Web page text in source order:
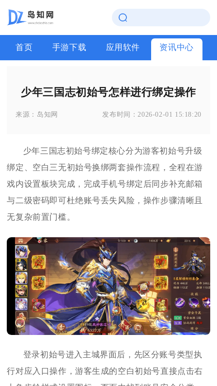
首页 手游下载 应用软件 资讯中心
少年三国志初始号怎样进行绑定操作
来源： 岛知网 发布时间： 2026-02-01 15:18:20
少年三国志初始号绑定核心分为游客初始号升级
绑定、空白三无初始号换绑两套操作流程，全程在游
戏内设置板块完成，完成手机号绑定后同步补充邮箱
与二级密码即可杜绝账号丢失风险，操作步骤清晰且
无复杂前置门槛。
登录初始号进入主城界面后，先区分账号类型执
行对应入口操作，游客生成的空白初始号直接点击右